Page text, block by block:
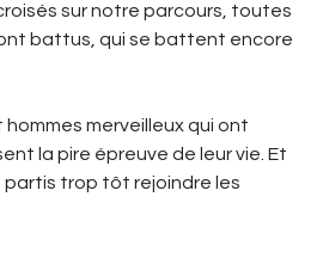
sur notre parcours, toutes
battus, qui se battent encore
merveilleux qui ont
la pire épreuve de leur vie. Et
trop tôt rejoindre les